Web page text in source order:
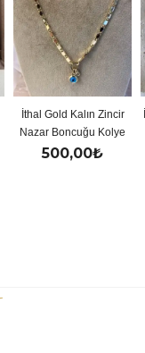
İthal Gold Kalın Zincir
Nazar Boncuğu Kolye
500,00₺